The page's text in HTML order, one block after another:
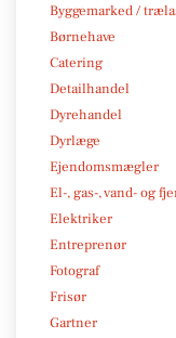
Byggemarked /
Børnehave
Catering
Detailhandel
Dyrehandel
Dyrlæge
Ejendomsmægler
El-, gas-, vand- og
Elektriker
Entreprenør
Fotograf
Frisør
Gartner